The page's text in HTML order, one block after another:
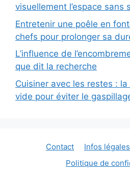
visuellement l’espace sans
Entretenir une poêle en
chefs pour prolonger sa
L’influence de
que dit la recherche
Cuisiner avec les restes :
vide pour éviter le
Contact Infos légales
Politique de